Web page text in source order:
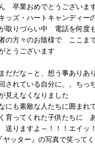
卒業おめでとうございま
ッズ・ハートキャンディー
取りづらい中 電話を何度
の方々のお陰様で ここま
とうございます
だだな～と、想う事ありあ
されている自分に。。ちっ
見えなくなりました
にも素敵な人たちに囲まれ
育ってくれた子供たちに
りますよ～！！！エイッ
ヤッター』の写真で笑って